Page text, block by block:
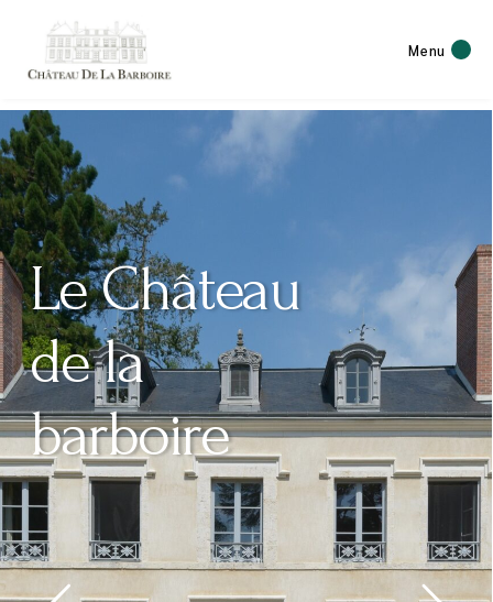
Menu
Le Château
de la
barboire